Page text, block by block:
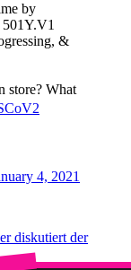
by
&
store? What
4, 2021
diskutiert der